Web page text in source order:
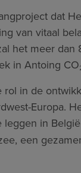
dat
van vitaal
het meer dan
in Antoing
in de
Europa.
leggen in
een